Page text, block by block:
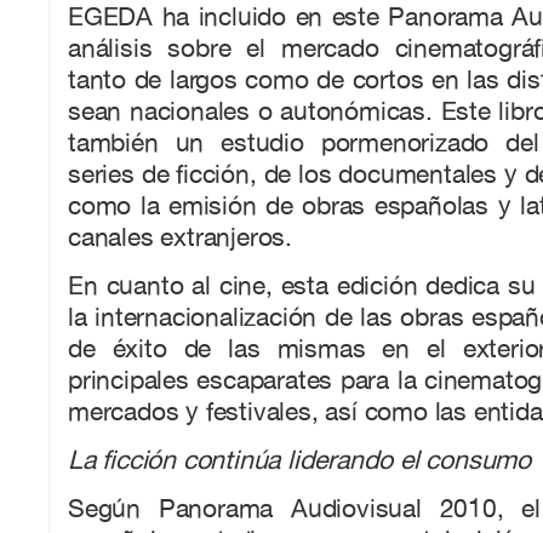
EGEDA ha incluido en este Panorama
análisis sobre el mercado
tanto de largos como de cortos en las
sean nacionales o autonómicas. Este
también un estudio pormenorizado
series de ficción, de los documentales y
como la emisión de obras españolas y
canales extranjeros.
En cuanto al cine, esta edición dedica
la internacionalización de las obras
de éxito de las mismas en el
principales escaparates para la
mercados y festivales, así como las
La ficción continúa liderando el consumo
Según Panorama Audiovisual 2010,